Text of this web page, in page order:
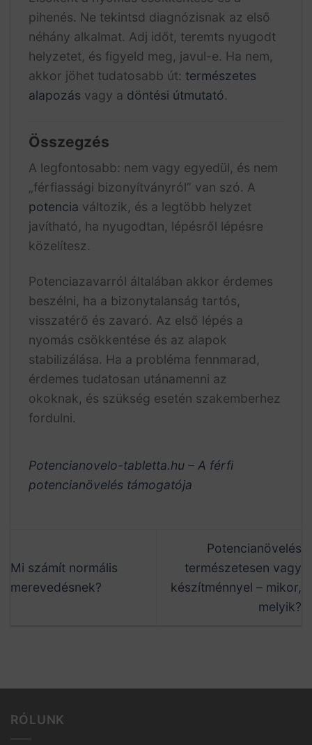
pihenés. Ne tekintsd diagnózisnak az első
néhány alkalmat. Adj időt, teremts nyugodt
helyzetet, és figyeld meg, javul-e. Ha nem,
akkor jöhet tudatosabb út: természetes
alapozás vagy a döntési útmutató.
Összegzés
A legfontosabb: nem vagy egyedül, és nem
„férfiassági bizonyítványról” van szó. A
potencia változik, és a legtöbb helyzet
javítható, ha nyugodtan, lépésről lépésre
közelítesz.
Potenciazavarról általában akkor érdemes
beszélni, ha a bizonytalanság tartós,
visszatérő és zavaró. Az első lépés a
nyomás csökkentése és az alapok
stabilizálása. Ha a probléma fennmarad,
érdemes tudatosan utánamenni az
okoknak, és szükség esetén szakemberhez
fordulni.
Potencianovelo-tabletta.hu – A férfi
potencianövelés támogatója
Mi számít normális
merevedésnek?
Potencianövelés
természetesen vagy
készítménnyel – mikor,
melyik?
RÓLUNK